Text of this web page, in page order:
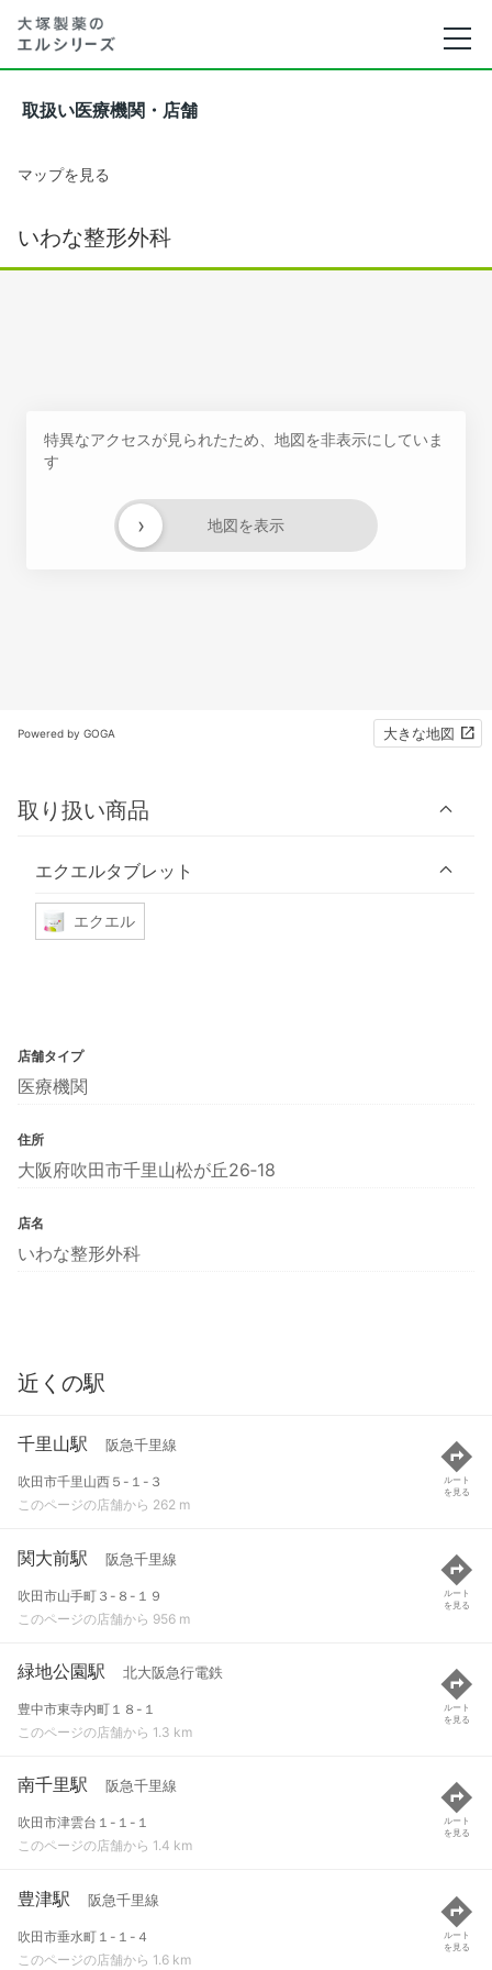
取扱い医療機関・店舗
マップを見る
いわな整形外科
特異なアクセスが見られたため、地図を非表示にしていま
す
地図を表示
›
Powered by GOGA 大きな地図
取り扱い商品
エクエルタブレット
エクエル
店舗タイプ
医療機関
住所
大阪府吹田市千里山松が丘26‐18
店名
いわな整形外科
近くの駅
千里山駅 阪急千里線
吹田市千里山西５-１-３
このページの店舗から 262 m
ルート
を見る
関大前駅 阪急千里線
吹田市山手町３-８-１９
このページの店舗から 956 m
ルート
を見る
緑地公園駅 北大阪急行電鉄
豊中市東寺内町１８-１
このページの店舗から 1.3 km
ルート
を見る
南千里駅 阪急千里線
吹田市津雲台１-１-１
このページの店舗から 1.4 km
ルート
を見る
豊津駅 阪急千里線
吹田市垂水町１-１-４
このページの店舗から 1.6 km
ルート
を見る